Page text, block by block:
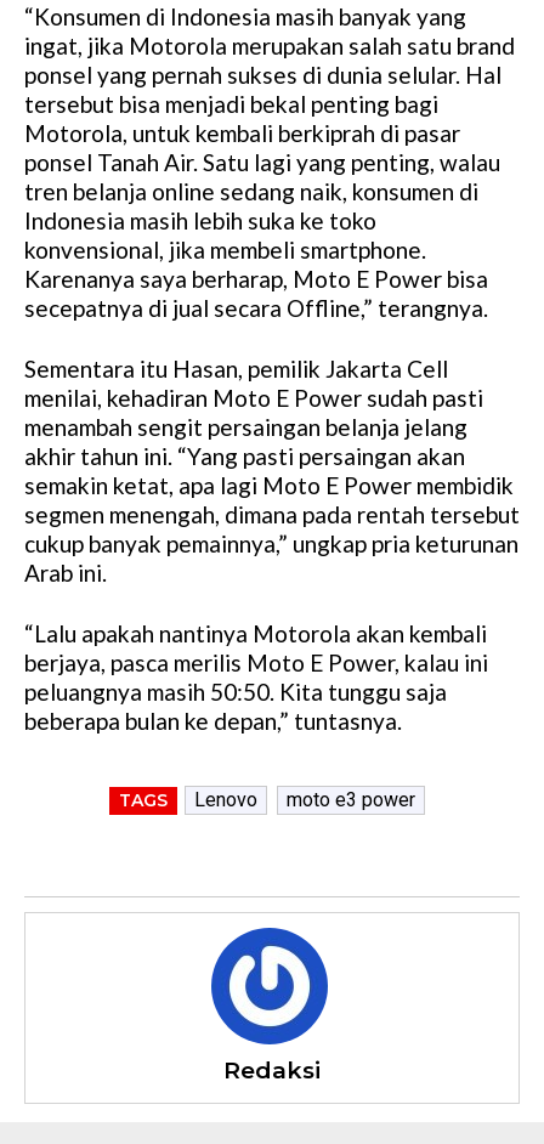
“Konsumen di Indonesia masih banyak yang
ingat, jika Motorola merupakan salah satu brand
ponsel yang pernah sukses di dunia selular. Hal
tersebut bisa menjadi bekal penting bagi
Motorola, untuk kembali berkiprah di pasar
ponsel Tanah Air. Satu lagi yang penting, walau
tren belanja online sedang naik, konsumen di
Indonesia masih lebih suka ke toko
konvensional, jika membeli smartphone.
Karenanya saya berharap, Moto E Power bisa
secepatnya di jual secara Offline,” terangnya.
Sementara itu Hasan, pemilik Jakarta Cell
menilai, kehadiran Moto E Power sudah pasti
menambah sengit persaingan belanja jelang
akhir tahun ini. “Yang pasti persaingan akan
semakin ketat, apa lagi Moto E Power membidik
segmen menengah, dimana pada rentah tersebut
cukup banyak pemainnya,” ungkap pria keturunan
Arab ini.
“Lalu apakah nantinya Motorola akan kembali
berjaya, pasca merilis Moto E Power, kalau ini
peluangnya masih 50:50. Kita tunggu saja
beberapa bulan ke depan,” tuntasnya.
TAGS Lenovo moto e3 power
Redaksi